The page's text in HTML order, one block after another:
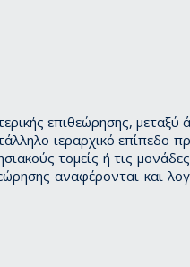
επιθεώρησης,
ιεραρχικό επίπεδο
τομείς ή τις
αναφέρονται και